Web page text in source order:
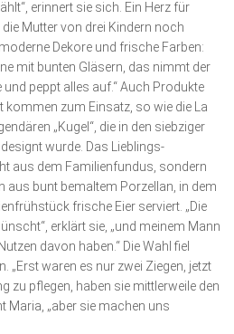
erinnert sie sich. Ein Herz für
Mutter von drei Kindern noch
Dekore und frische Farben:
mit bunten Gläsern, das nimmt der
peppt alles auf.“ Auch Produkte
kommen zum Einsatz, so wie die La
„Kugel“, die in den siebziger
wurde. Das Lieblings-
aus dem Familien­fundus, sondern
aus bunt bemaltem Porzellan, in dem
frische Eier serviert. „Die
erklärt sie, „und meinem Mann
davon haben.“ Die Wahl fiel
„Erst waren es nur zwei Ziegen, jetzt
zu pflegen, haben sie mittlerweile den
Maria, „aber sie machen uns